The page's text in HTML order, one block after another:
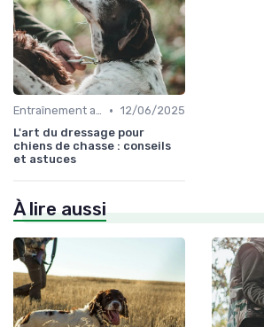
Entraînement avancé • 12/06/2025
L'art du dressage pour
chiens de chasse : conseils
et astuces
À lire aussi